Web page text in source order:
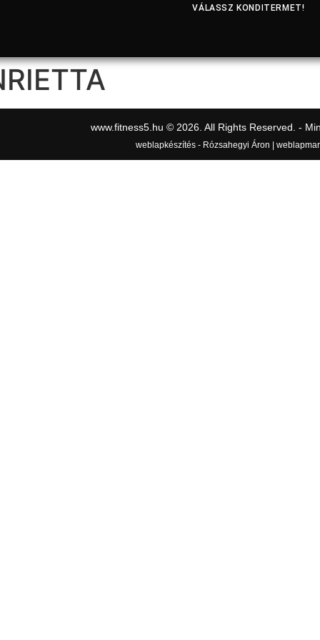
VÁLASSZ KONDITERMET!
www.fitness5.hu © 2026. All Rights Reserved. -
weblapkészítés - Rózsahegyi Áron |